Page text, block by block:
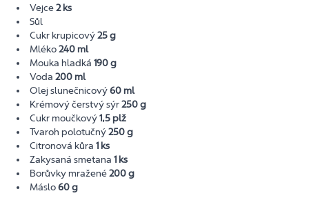
Vejce2 ks
Sůl
Cukr krupicový25 g
Mléko240 ml
Mouka hladká 190 g
Voda 200 ml
Olej slunečnicový60 ml
Krémový čerstvý sýr250 g
Cukr moučkový1,5 plž
Tvaroh polotučný250 g
Citronová kůra 1 ks
Zakysaná smetana 1 ks
Borůvky mražené200 g
Máslo60 g